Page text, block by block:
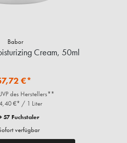
Babor
Cream, 50ml
€*
des Herstellers**
€* / 1 Liter
57 Fuchstaler
verfügbar